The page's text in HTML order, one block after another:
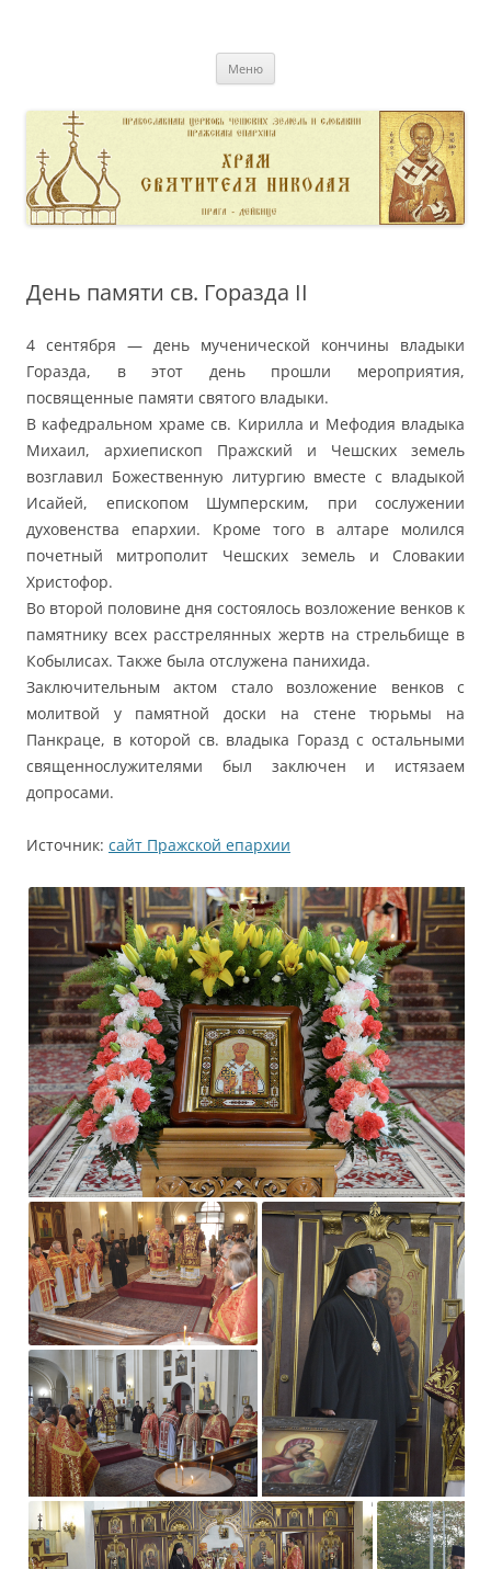
Меню
День памяти св. Горазда II
4 сентября — день мученической кончины владыки
Горазда, в этот день прошли мероприятия,
посвященные памяти святого владыки.
В кафедральном храме св. Кирилла и Мефодия владыка
Михаил, архиепископ Пражский и Чешских земель
возглавил Божественную литургию вместе с владыкой
Исайей, епископом Шумперским, при сослужении
духовенства епархии. Кроме того в алтаре молился
почетный митрополит Чешских земель и Словакии
Христофор.
Во второй половине дня состоялось возложение венков к
памятнику всех расстрелянных жертв на стрельбище в
Кобылисах. Также была отслужена панихида.
Заключительным актом стало возложение венков с
молитвой у памятной доски на стене тюрьмы на
Панкраце, в которой св. владыка Горазд с остальными
священнослужителями был заключен и истязаем
допросами.
Источник: сайт Пражской епархии